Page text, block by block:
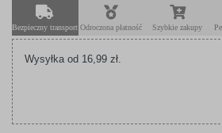
Bezpieczny transport Odroczona płatność Szybkie zakupy
Wysyłka od 16,99 zł.